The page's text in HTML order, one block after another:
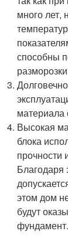
много лет,
способны
материала
Высокая
блока
прочности
Благодаря
этом дом
будут
фундамент.